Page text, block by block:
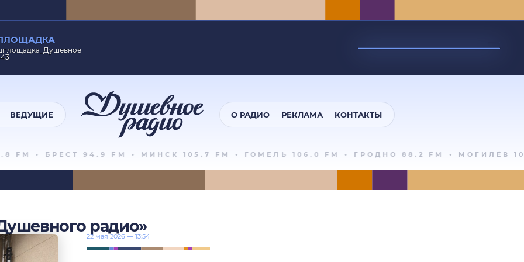
ВЕДУЩИЕ О РАДИО РЕКЛАМА КОНТАКТЫ
FM • БРЕСТ 94.9 FM • МИНСК 105.7 FM • ГОМЕЛЬ 106.0 FM • ГРОДНО 88.2 FM • МОГИЛЁВ
радио»
22 мая 2026 — 13:54